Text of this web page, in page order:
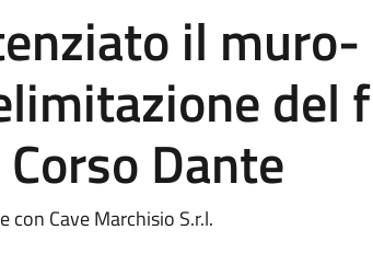
il muro-
del
Dante
con Cave Marchisio S.r.l.